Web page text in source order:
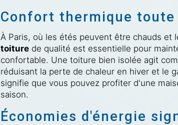
Confort thermique toute
À Paris, où les étés peuvent être chauds et
toiturede qualité est essentielle pour
confortable. Une toiture bien isolée agit
réduisant la perte de chaleur en hiver et le
signifie que vous pouvez profiter d'une
saison.
Économies d'énergie